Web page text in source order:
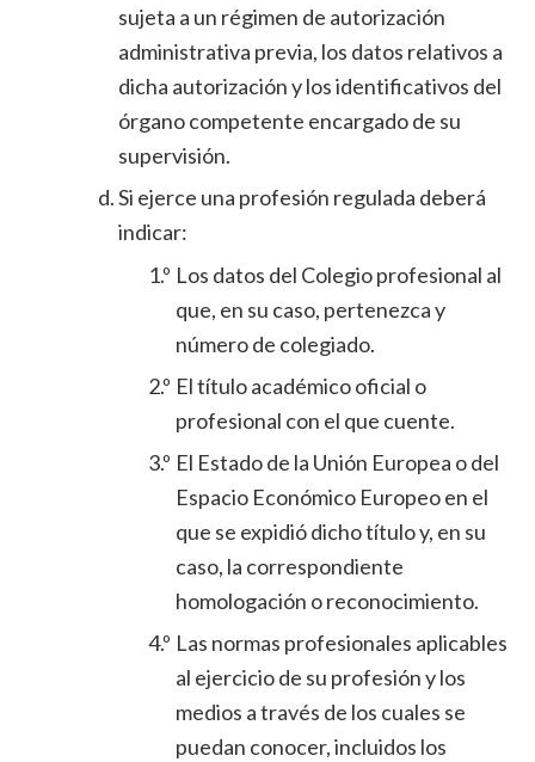
sujeta a un régimen de autorización
administrativa previa, los datos relativos a
dicha autorización y los identificativos del
órgano competente encargado de su
supervisión.
Si ejerce una profesión regulada deberá
indicar:
1.º Los datos del Colegio profesional al
que, en su caso, pertenezca y
número de colegiado.
2.º El título académico oficial o
profesional con el que cuente.
3.º El Estado de la Unión Europea o del
Espacio Económico Europeo en el
que se expidió dicho título y, en su
caso, la correspondiente
homologación o reconocimiento.
4.º Las normas profesionales aplicables
al ejercicio de su profesión y los
medios a través de los cuales se
puedan conocer, incluidos los